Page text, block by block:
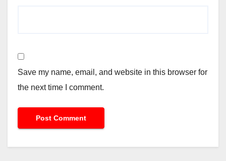
Save my name, email, and website in this browser for
the next time I comment.